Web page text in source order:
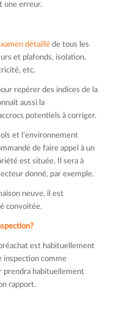
une erreur.
détailléde tous les
et plafonds, isolation,
etc.
repérer des indices de la
aussi la
potentiels à corriger.
et l’environnement
de faire appel à un
est située. Il sera à
donné, par exemple.
neuve, il est
convoitée.
est habituellement
inspection comme
prendra habituellement
rapport.